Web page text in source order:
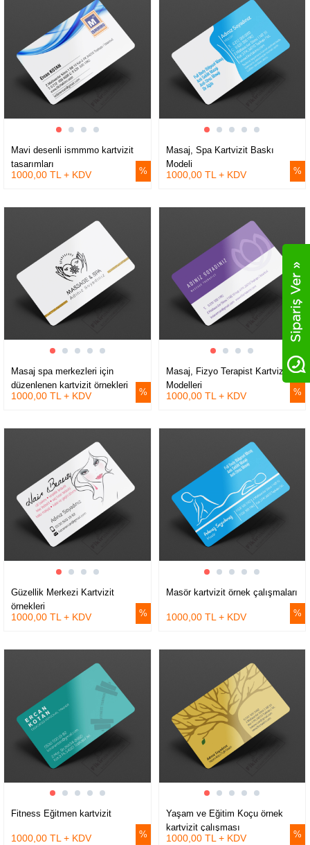
Mavi desenli ismmmo kartvizit
tasarımları
1000,00 TL + KDV
Masaj, Spa Kartvizit Baskı
Modeli
1000,00 TL + KDV
Masaj spa merkezleri için
düzenlenen kartvizit örnekleri
1000,00 TL + KDV
Masaj, Fizyo Terapist Kartvizit
Modelleri
1000,00 TL + KDV
Güzellik Merkezi Kartvizit
örnekleri
1000,00 TL + KDV
Masör kartvizit örnek çalışmaları
1000,00 TL + KDV
Fitness Eğitmen kartvizit
1000,00 TL + KDV
Yaşam ve Eğitim Koçu örnek
kartvizit çalışması
1000,00 TL + KDV